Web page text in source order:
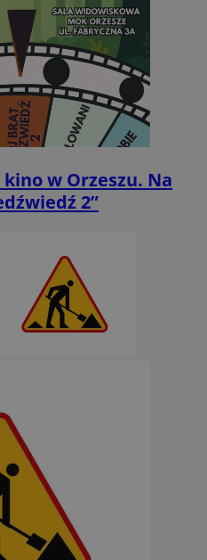
w Orzeszu. Na
2”